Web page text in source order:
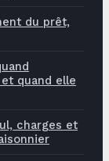
du prêt,
quand elle
charges et